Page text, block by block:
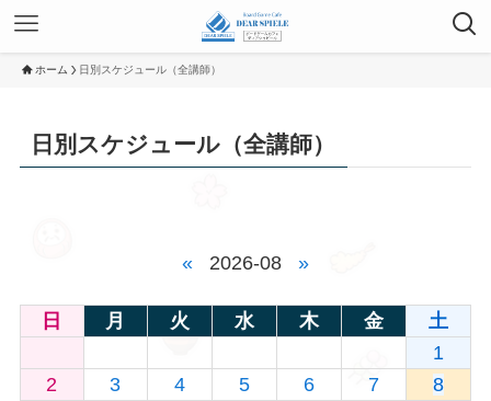
ホーム 日別スケジュール（全講師）
日別スケジュール（全講師）
« 2026-08 »
日 月 火 水 木 金
土
1
2
3 4 5 6 7
8